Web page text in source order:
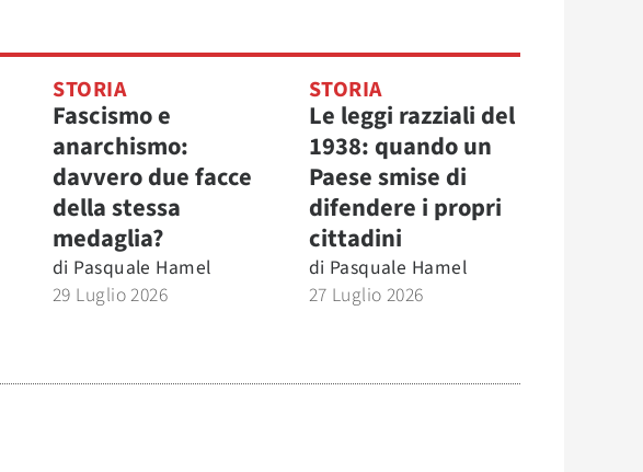
STORIA
Fascismo e
anarchismo:
davvero due facce
della stessa
medaglia?
di Pasquale Hamel
29 Luglio 2026
STORIA
Le leggi razziali del
1938: quando un
Paese smise di
difendere i propri
cittadini
di Pasquale Hamel
27 Luglio 2026